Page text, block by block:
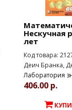
Нескучная
лет
Код товара:
Деич Бранка,
Лаборатория
406.00 р.